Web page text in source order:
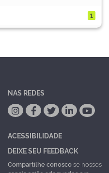
1
NAS REDES
ACESSIBILIDADE
DEIXE SEU FEEDBACK
Compartilhe conoscose nossos